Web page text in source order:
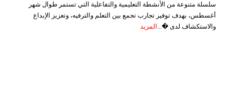
سلسلة متنوعة من الأنشطة التعليمية والتفاعلية التي تستمر طوال شهر
أغسطس، بهدف توفير تجارب تجمع بين التعلم والترفيه، وتعزيز الإبداع
والاستكشاف لدى �... المزيد